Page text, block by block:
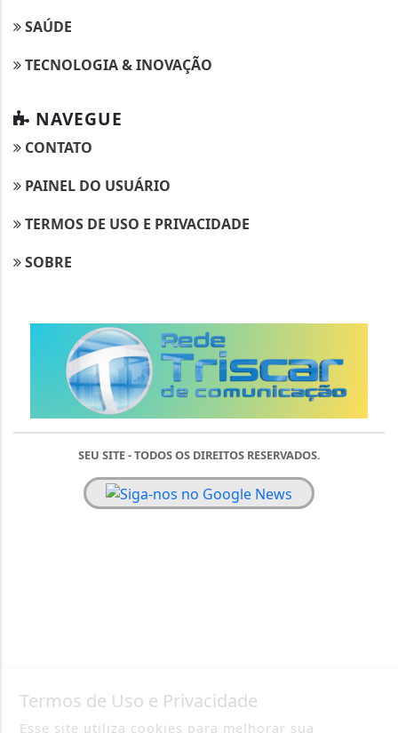
SAÚDE
TECNOLOGIA & INOVAÇÃO
NAVEGUE
CONTATO
PAINEL DO USUÁRIO
TERMOS DE USO E PRIVACIDADE
SOBRE
SEU SITE - TODOS OS DIREITOS RESERVADOS.
Termos de Uso e Privacidade
Esse site utiliza cookies para melhorar sua